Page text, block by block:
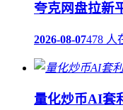
夸克网盘拉新
2026-08-07478 人
量化炒币AI套